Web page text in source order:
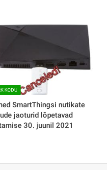
KODU
SmartThingsi nutikate
jaoturid lõpetavad
30. juunil 2021